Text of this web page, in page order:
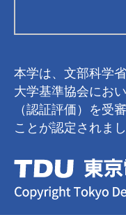
本学は、文部科学
大学基準協会にお
（認証評価）を受
ことが認定されまし